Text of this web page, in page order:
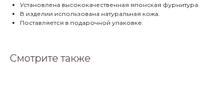
Установлена высококачественная японская фурнитура.
В изделии использована натуральная кожа.
Поставляется в подарочной упаковке.
Смотрите также